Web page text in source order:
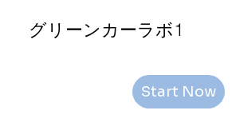
グリーンカーラボ1
Start Now